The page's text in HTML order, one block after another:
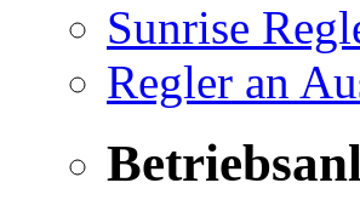
Sunrise
Regler an